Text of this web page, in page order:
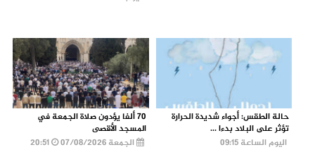
حالة الطقس: أجواء شديدة الحرارة
تؤثر على البلاد بدءا ...
اليوم الساعة 09:15
70 ألفا يؤدون صلاة الجمعة في
المسجد الأقصى
الجمعة 07/08/2026
20:51